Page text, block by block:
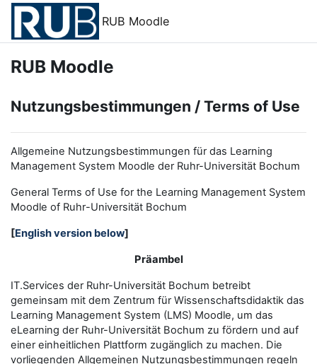
Zum Hauptinhalt
RUB Moodle
RUB Moodle
Nutzungsbestimmungen / Terms of Use
Allgemeine Nutzungsbestimmungen für das Learning
Management System Moodle der Ruhr-Universität Bochum
General Terms of Use for the Learning Management System
Moodle of Ruhr-Universität Bochum
[English version below]
Präambel
IT.Services der Ruhr-Universität Bochum betreibt
gemeinsam mit dem Zentrum für Wissenschaftsdidaktik das
Learning Management System (LMS) Moodle, um das
eLearning der Ruhr-Universität Bochum zu fördern und auf
einer einheitlichen Plattform zugänglich zu machen. Die
vorliegenden Allgemeinen Nutzungsbestimmungen regeln